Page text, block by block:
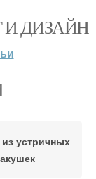
И ДИЗАЙН
устричных